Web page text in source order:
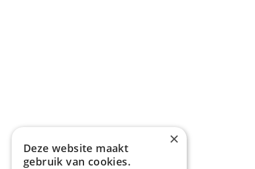
×
Deze website maakt
gebruik van cookies.